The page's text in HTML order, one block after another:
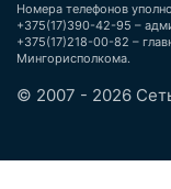
Номера телефонов
+375(17)390-42-95 –
+375(17)218-00-82 –
Мингорисполкома.
© 2007 - 2026